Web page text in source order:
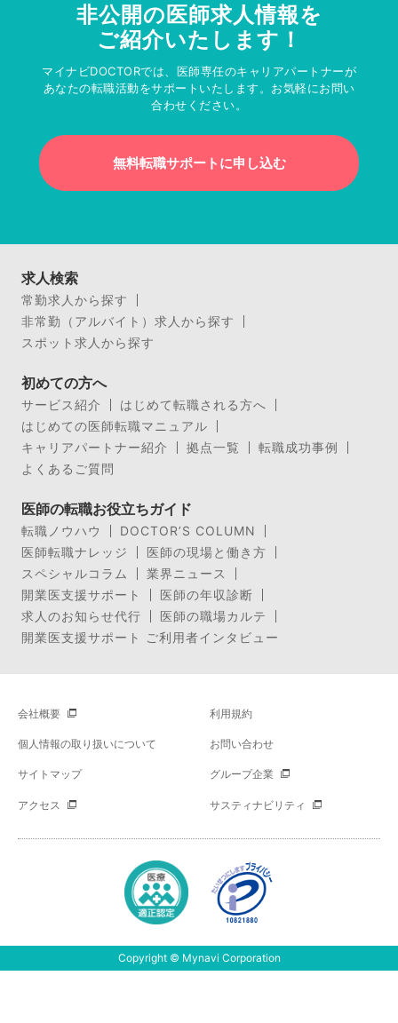
非公開の医師求人情報を
ご紹介いたします！
マイナビDOCTORでは、医師専任のキャリアパートナーが
あなたの転職活動をサポートいたします。お気軽にお問い
合わせください。
無料転職サポートに申し込む
求人検索
常勤求人から探す
非常勤（アルバイト）求人から探す
スポット求人から探す
初めての方へ
サービス紹介
はじめて転職される方へ
はじめての医師転職マニュアル
キャリアパートナー紹介
拠点一覧
転職成功事例
よくあるご質問
医師の転職お役立ちガイド
転職ノウハウ
DOCTOR’S COLUMN
医師転職ナレッジ
医師の現場と働き方
スペシャルコラム
業界ニュース
開業医支援サポート
医師の年収診断
求人のお知らせ代行
医師の職場カルテ
開業医支援サポート ご利用者インタビュー
会社概要 利用規約
個人情報の取り扱いについて お問い合わせ
サイトマップ グループ企業
アクセス サスティナビリティ
Copyright © Mynavi Corporation